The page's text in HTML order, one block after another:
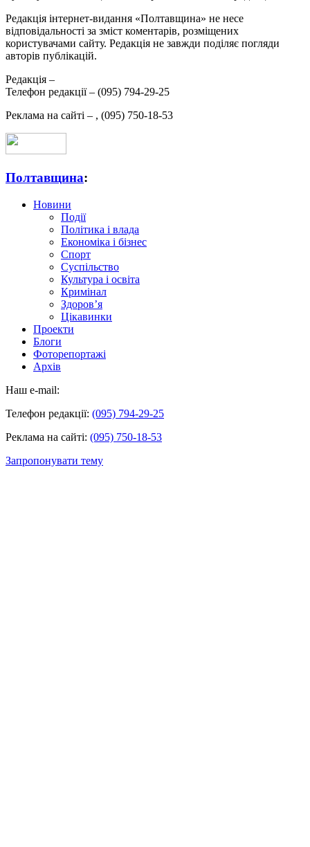
Редакція інтернет-видання «Полтавщина» не несе
відповідальності за зміст коментарів, розміщених
користувачами сайту. Редакція не завжди поділяє погляди
авторів публікацій.
Редакція –
Телефон редакції – (095) 794-29-25
Реклама на сайті – , (095) 750-18-53
Полтавщина:
Новини
Події
Політика і влада
Економіка і бізнес
Спорт
Суспільство
Культура і освіта
Кримінал
Здоров’я
Цікавинки
Проекти
Блоги
Фоторепортажі
Архів
Наш e-mail:
Телефон редакції: (095) 794-29-25
Реклама на сайті: (095) 750-18-53
Запропонувати тему